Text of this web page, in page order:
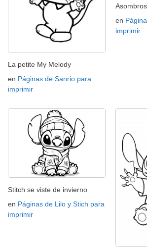
La petite My Melody
en Páginas de Sanrio para
imprimir
en
imprimir
Stitch se viste de invierno
en Páginas de Lilo y Stich para
imprimir